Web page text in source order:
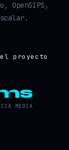
OpenSIPS,
proyecto
MEDIA